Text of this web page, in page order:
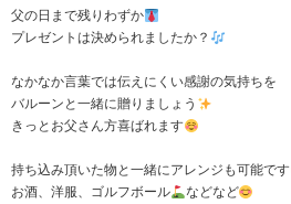
父の日まで残りわずか
プレゼントは決められましたか？
なかなか言葉では伝えにくい感謝の気持ちを
バルーンと一緒に贈りましょう
きっとお父さん方喜ばれます
持ち込み頂いた物と一緒にアレンジも可能です
お酒、洋服、ゴルフボール
などなど